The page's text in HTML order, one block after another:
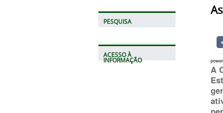
PESQUISA
ACESSO À
INFORMAÇÃO
A